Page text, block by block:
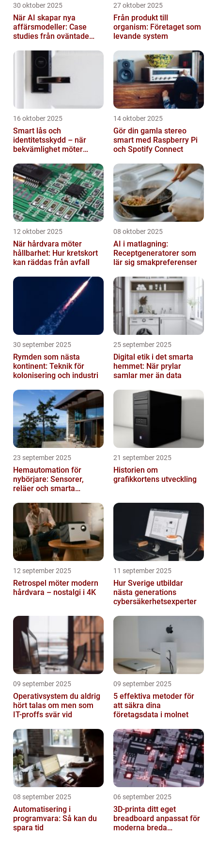
30 oktober 2025
När AI skapar nya
affärsmodeller: Case
studies från oväntade
27 oktober 2025
Från produkt till
organism: Företaget som
levande system
16 oktober 2025
Smart lås och
identitetsskydd – när
bekvämlighet möter
14 oktober 2025
Gör din gamla stereo
smart med Raspberry Pi
och Spotify Connect
12 oktober 2025
När hårdvara möter
hållbarhet: Hur kretskort
kan räddas från avfall
08 oktober 2025
AI i matlagning:
Receptgeneratorer som
lär sig smakpreferenser
30 september 2025
Rymden som nästa
kontinent: Teknik för
kolonisering och industri
25 september 2025
Digital etik i det smarta
hemmet: När prylar
samlar mer än data
23 september 2025
Hemautomation för
nybörjare: Sensorer,
reläer och smarta
21 september 2025
Historien om
grafikkortens utveckling
12 september 2025
Retrospel möter modern
hårdvara – nostalgi i 4K
11 september 2025
Hur Sverige utbildar
nästa generations
cybersäkerhetsexperter
09 september 2025
Operativsystem du aldrig
hört talas om men som
IT-proffs svär vid
09 september 2025
5 effektiva metoder för
att säkra dina
företagsdata i molnet
08 september 2025
Automatisering i
programvara: Så kan du
spara tid
06 september 2025
3D-printa ditt eget
breadboard anpassat för
moderna breda